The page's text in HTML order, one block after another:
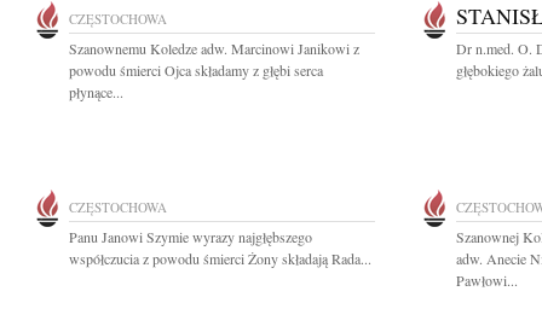
CZĘSTOCHOWA
Szanownemu Koledze adw. Marcinowi Janikowi z
powodu śmierci Ojca składamy z głębi serca
płynące...
Dr n.med. O.
głębokiego
CZĘSTOCHOWA
Panu Janowi Szymie wyrazy najgłębszego
współczucia z powodu śmierci Żony składają Rada...
Szanownej
adw. Anecie
Pawłowi...